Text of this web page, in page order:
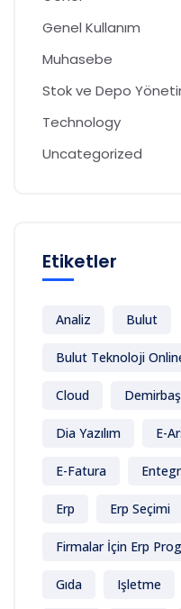
Genel Kullanım
Muhasebe
Stok ve Depo
Technology
Uncategorized
Etiketler
Analiz Bulut
Bulut Teknoloji
Cloud Demirbaş
Dia Yazılım E-
E-Fatura
Erp Erp Seçimi
Firmalar İçin Erp
Gıda Işletme